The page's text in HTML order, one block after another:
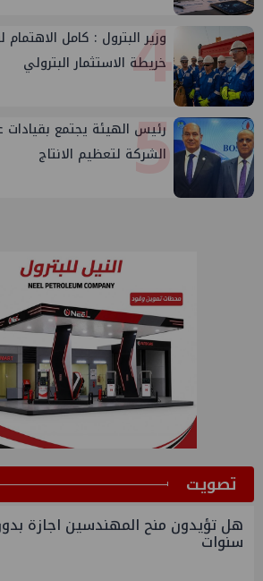
4
وزير البترول : كامل
خريطة الاستثمار البترولي
5
رئيس الهيئة يجتمع
الشركة لتعظيم الانتاج
ﺗﺼﻮﻳﺖ
هل تؤيدون منح المهندسين اجازة
سنوات